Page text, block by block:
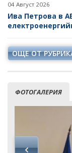
04 Август 2026
Ива Петрова в
ОЩЕ ОТ
ФОТОГАЛЕРИЯ